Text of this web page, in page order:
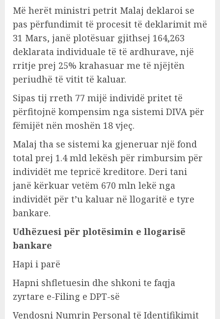
Më herët ministri petrit Malaj deklaroi se
pas përfundimit të procesit të deklarimit më
31 Mars, janë plotësuar gjithsej 164,263
deklarata individuale të të ardhurave, një
rritje prej 25% krahasuar me të njëjtën
periudhë të vitit të kaluar.
Sipas tij rreth 77 mijë individë pritet të
përfitojnë kompensim nga sistemi DIVA për
fëmijët nën moshën 18 vjeç.
Malaj tha se sistemi ka gjeneruar një fond
total prej 1.4 mld lekësh për rimbursim për
individët me tepricë kreditore. Deri tani
janë kërkuar vetëm 670 mln lekë nga
individët për t’u kaluar në llogaritë e tyre
bankare.
Udhëzuesi për plotësimin e llogarisë
bankare
Hapi i parë
Hapni shfletuesin dhe shkoni te faqja
zyrtare e-Filing e DPT-së
Vendosni Numrin Personal të Identifikimit